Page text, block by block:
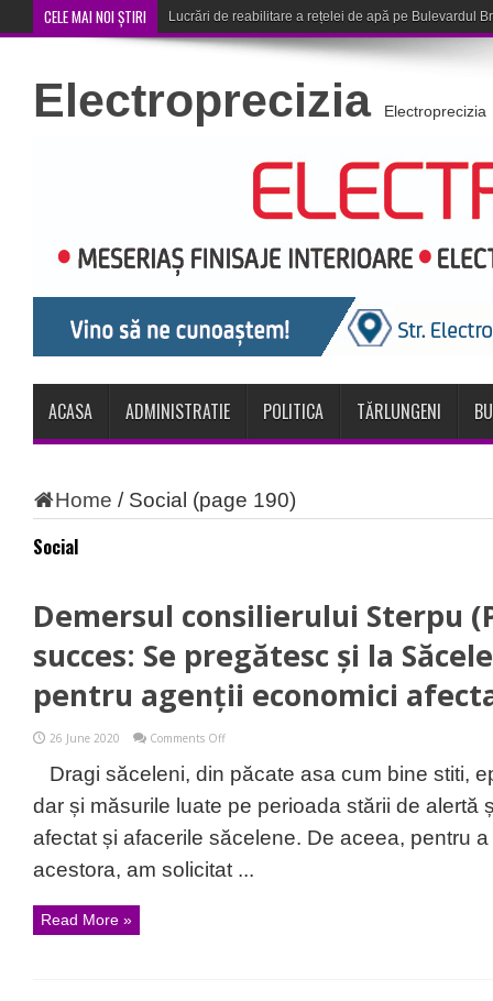
CELE MAI NOI ȘTIRI Corona Brașov se califică în T
Electroprecizia Electroprecizia
ACASA ADMINISTRATIE POLITICA TĂRLUNGENI
Home / Social (page 190)
Social
Demersul consilierului Sterpu
succes: Se pregătesc și la
pentru agenții economici
26 June 2020 Comments Offon
consilierului
Sterpu
(PNL)
a
avut
succes:
Se
pregătesc
Dragi săceleni, din păcate asa cum bine stiti,
dar și măsurile luate pe perioada stării de alertă
afectat și afacerile săcelene. De aceea, pentru
acestora, am solicitat ...
Read More »